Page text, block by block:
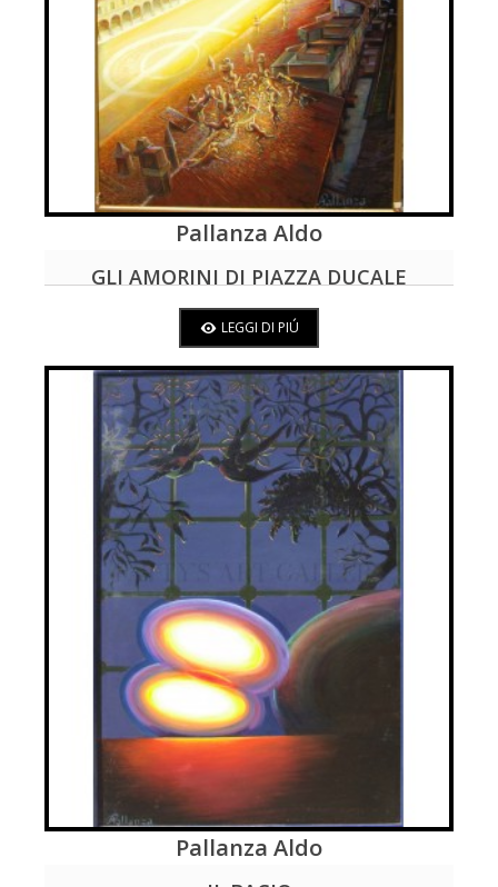
LEGGI DI PIÚ
Pallanza Aldo
GLI AMORINI DI PIAZZA DUCALE
LEGGI DI PIÚ
LEGGI DI PIÚ
Pallanza Aldo